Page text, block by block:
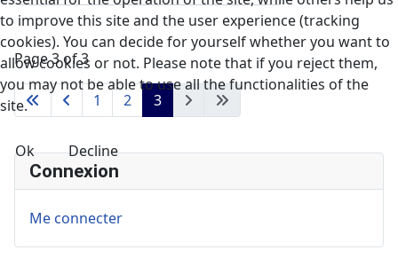
Page 3 of 3
1 2 3
Connexion
Me connecter
to improve this site and the user experience (tracking
cookies). You can decide for yourself whether you want to
allow cookies or not. Please note that if you reject them,
you may not be able to use all the functionalities of the
site.
Ok Decline